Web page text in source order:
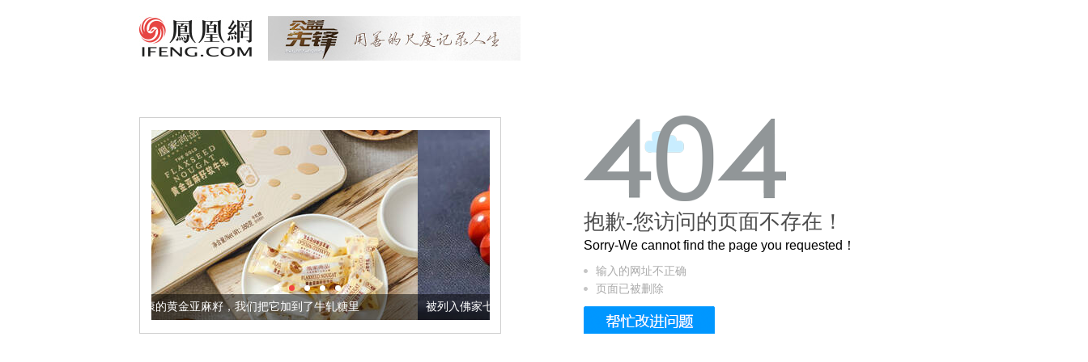
让身体更健康的黄金亚麻籽，我们把它加到了牛轧糖里 被列入佛家七宝的它到底有多美？ 这个3.2米的长卷，还原了600岁的紫禁城
抱歉-您访问的页面不存在！
Sorry-We cannot find the page you requested！
输入的网址不正确
页面已被删除